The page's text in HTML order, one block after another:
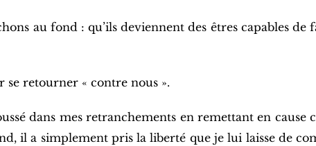
au fond : qu’ils deviennent des êtres capables
se retourner « contre nous ».
dans mes retranchements en remettant en
il a simplement pris la liberté que je lui laisse de